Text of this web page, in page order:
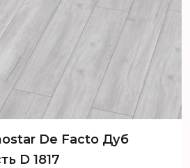
De Facto Дуб
D 1817